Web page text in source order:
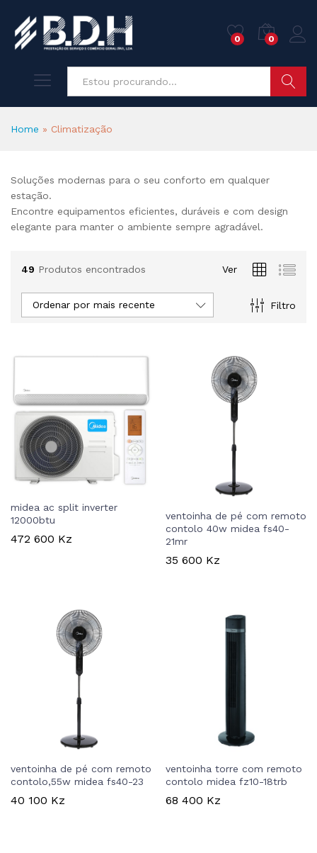
0 0
Home » Climatização
Soluções modernas para o seu conforto em qualquer
estação.
Encontre equipamentos eficientes, duráveis e com design
elegante para manter o ambiente sempre agradável.
49 Produtos encontrados Ver
Filtro
Ordenar por mais recente
midea ac split inverter
12000btu
472 600 Kz
ventoinha de pé com remoto
contolo 40w midea fs40-
21mr
35 600 Kz
ventoinha de pé com remoto
contolo,55w midea fs40-23
40 100 Kz
ventoinha torre com remoto
contolo midea fz10-18trb
68 400 Kz